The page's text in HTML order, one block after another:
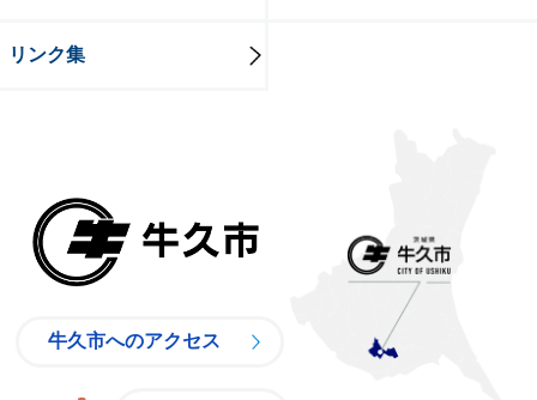
リンク集
牛久市へのアクセス